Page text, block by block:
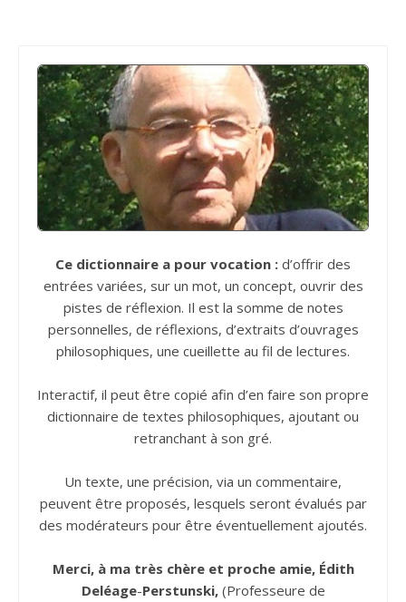
Ce dictionnaire a pour vocation : d’offrir des
entrées variées, sur un mot, un concept, ouvrir des
pistes de réflexion. Il est la somme de notes
personnelles, de réflexions, d’extraits d’ouvrages
philosophiques, une cueillette au fil de lectures.
Interactif, il peut être copié afin d’en faire son propre
dictionnaire de textes philosophiques, ajoutant ou
retranchant à son gré.
Un texte, une précision, via un commentaire,
peuvent être proposés, lesquels seront évalués par
des modérateurs pour être éventuellement ajoutés.
Merci, à ma très chère et proche amie, Édith
Deléage-Perstunski,(Professeure de